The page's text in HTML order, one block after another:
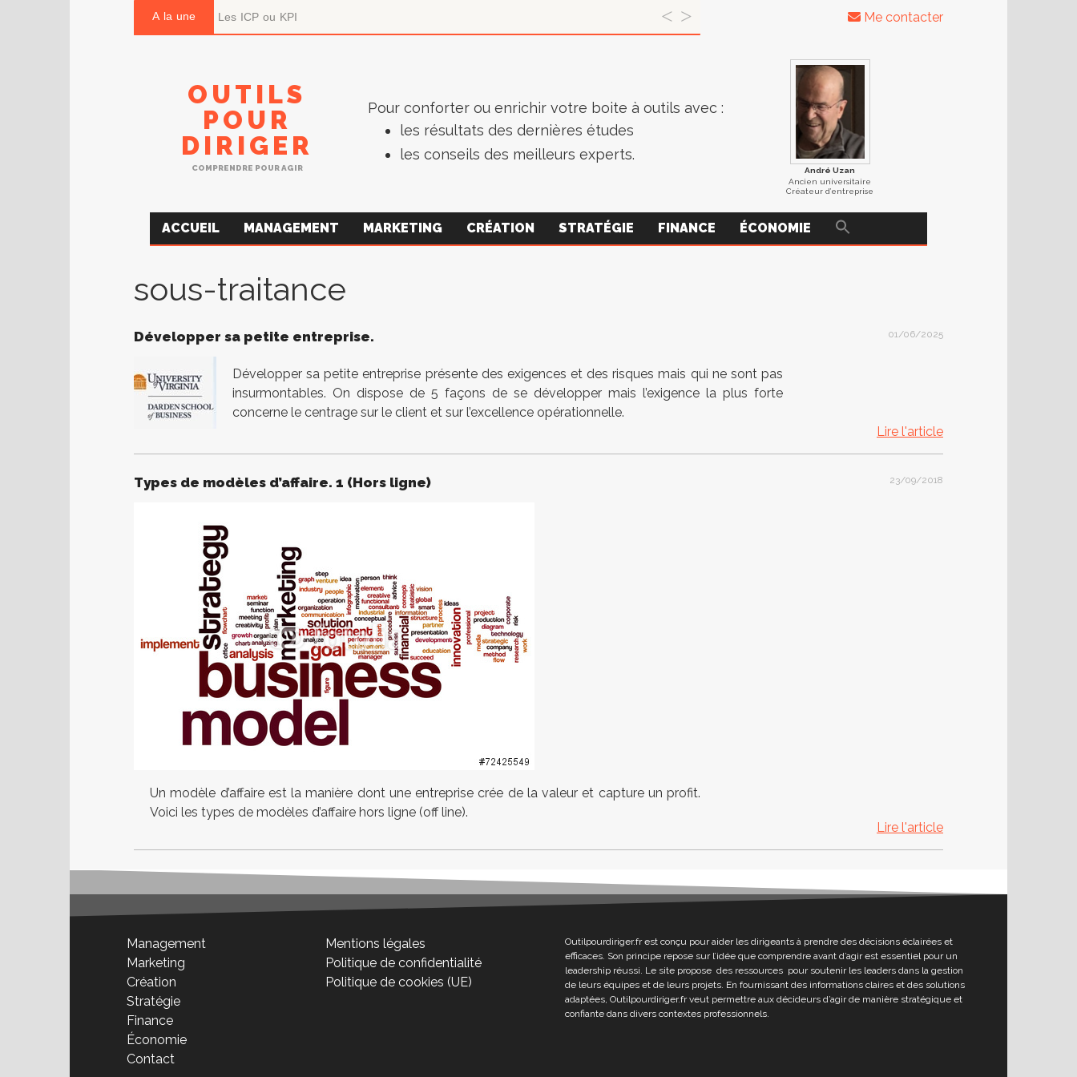
A la une Les ICP ou KPI Me contacter
OUTILS
POUR
DIRIGER
COMPRENDRE POUR AGIR
Pour conforter ou enrichir votre boite à outils avec :
les résultats des dernières études
les conseils des meilleurs experts.
André Uzan
Ancien universitaire
Créateur d’entreprise
ACCUEIL MANAGEMENT MARKETING CRÉATION STRATÉGIE FINANCE ÉCONOMIE
sous-traitance
Développer sa petite entreprise. 01/06/2025
Développer sa petite entreprise présente des exigences et des risques mais qui ne sont pas
insurmontables. On dispose de 5 façons de se développer mais l’exigence la plus forte
concerne le centrage sur le client et sur l’excellence opérationnelle.
Lire l'article
Types de modèles d’affaire. 1 (Hors ligne) 23/09/2018
Un modèle d’affaire est la manière dont une entreprise crée de la valeur et capture un profit.
Voici les types de modèles d’affaire hors ligne (off line).
Lire l'article
Management
Marketing
Création
Stratégie
Finance
Économie
Contact
Mentions légales
Politique de confidentialité
Politique de cookies (UE)
Outilpourdiriger.fr est conçu pour aider les dirigeants à prendre des décisions éclairées et
efficaces. Son principe repose sur l’idée que comprendre avant d’agir est essentiel pour un
leadership réussi. Le site propose des ressources pour soutenir les leaders dans la gestion
de leurs équipes et de leurs projets. En fournissant des informations claires et des solutions
adaptées, Outilpourdiriger.fr veut permettre aux décideurs d’agir de manière stratégique et
confiante dans divers contextes professionnels.